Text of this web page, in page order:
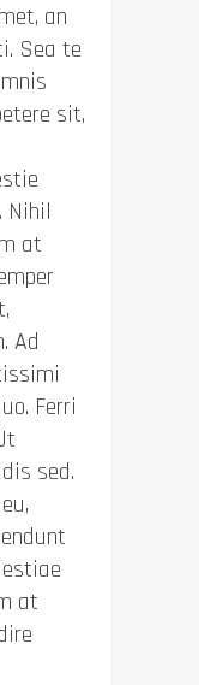
an
Sea te
sit,
Nihil
at
Ad
Ferri
sed.
at